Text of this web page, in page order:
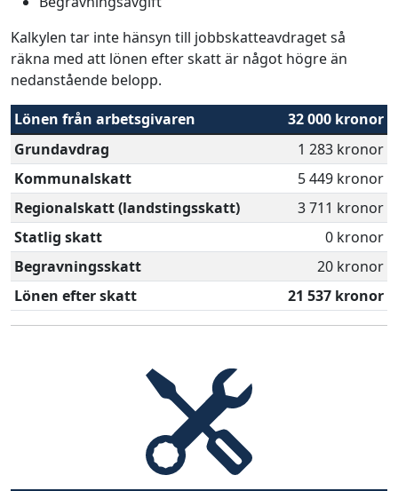
Kalkylen tar inte hänsyn till jobbskatteavdraget så
räkna med att lönen efter skatt är något högre än
nedanstående belopp.
Lönen från arbetsgivaren
32 000 kronor
Grundavdrag
1 283 kronor
Kommunalskatt
5 449 kronor
Regionalskatt (landstingsskatt)
3 711 kronor
Statlig skatt
0 kronor
Begravningsskatt
20 kronor
Lönen efter skatt
21 537 kronor